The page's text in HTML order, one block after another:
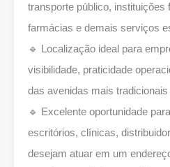
transporte público, instituições
farmácias e demais serviços
🔹 Localização ideal para
visibilidade, praticidade
das avenidas mais
🔹 Excelente oportunidade
escritórios, clínicas,
desejam atuar em um